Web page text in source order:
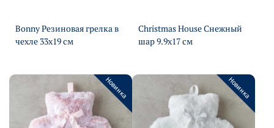
Bonny Резиновая грелка в
чехле 33х19 см
Christmas House Снежный
шар 9.9х17 см
Новинка Новинка